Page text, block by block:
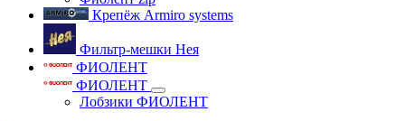
Крепёж Armiro systems
Фильтр-мешки Нея
ФИОЛЕНТ
ФИОЛЕНТ
Лобзики ФИОЛЕНТ